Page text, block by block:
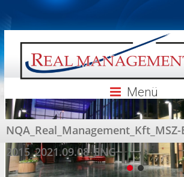
content
Menü
NQA_Real_Management_Kft_MSZ-
2015_2021.09.08_ENG